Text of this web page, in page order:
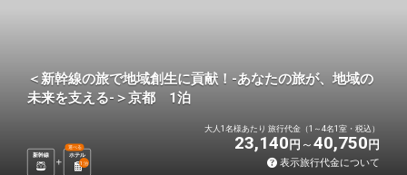
＜新幹線の旅で地域創生に貢献！-あなたの旅が、地域の
未来を支える-＞京都 1泊
新幹線 ホテル
選べる
1 泊
大人1名様あたり 旅行代金（1～4名1室・税込）
23,140 円 40,750 円
表示旅行代金について